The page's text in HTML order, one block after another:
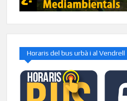
Horaris del bus urbà i al Vendrell